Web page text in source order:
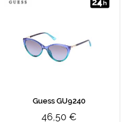
Guess GU9240
46,50 €